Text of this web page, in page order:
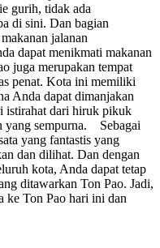
gurih, tidak ada
di sini. Dan bagian
jalanan
dapat menikmati makanan
juga merupakan tempat
penat. Kota ini memiliki
Anda dapat dimanjakan
istirahat dari hiruk pikuk
yang sempurna. Sebagai
yang fantastis yang
dan dilihat. Dan dengan
kota, Anda dapat tetap
ditawarkan Ton Pao. Jadi,
ke Ton Pao hari ini dan